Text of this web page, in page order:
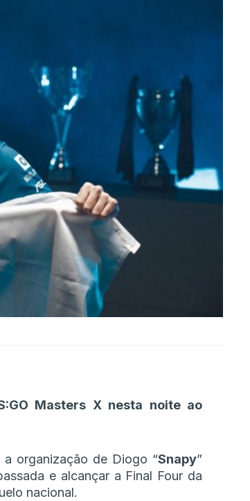
Masters X nesta noite ao
organização de Diogo “Snapy”
e alcançar a Final Four da
nacional.